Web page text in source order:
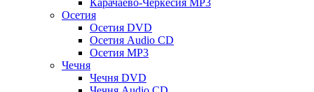
Карачаево-Черкесия MP3
Осетия
Осетия DVD
Осетия Audio CD
Осетия MP3
Чечня
Чечня DVD